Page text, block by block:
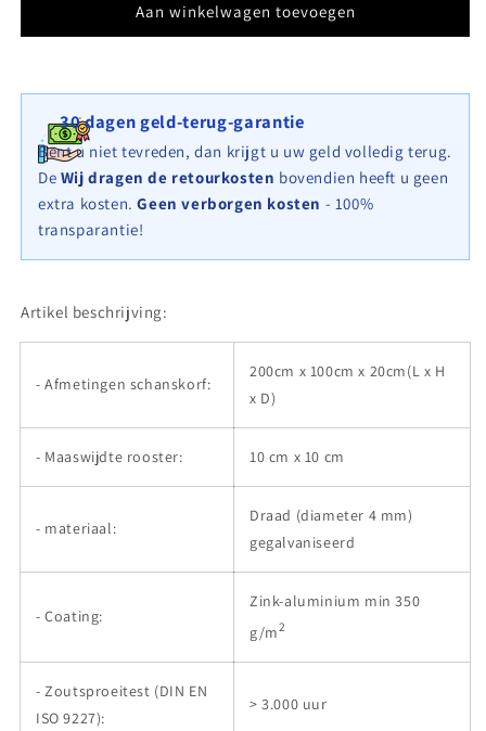
200
cm
x
20
cm
(L
x
H
D),
cm
C-
ring
3
200
cm
x
20
(L
H
D),
C-
ring
Aan winkelwagen toevoegen
30 dagen geld-terug-garantie
Bent u niet tevreden, dan krijgt u uw geld volledig terug.
De Wij dragen de retourkosten bovendien heeft u geen
extra kosten.Geen verborgen kosten - 100%
transparantie!
Artikel beschrijving:
- Afmetingen schanskorf:
200cm x 100cm x 20cm(L x H
x D)
- Maaswijdte rooster: 10 cm x 10 cm
- materiaal:
Draad (diameter 4 mm)
gegalvaniseerd
- Coating:
Zink-aluminium min 350
g/m2
- Zoutsproeitest (DIN EN
ISO 9227):
> 3.000 uur